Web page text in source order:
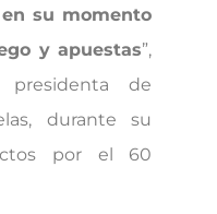
su momento
y apuestas”,
presidenta de
durante su
por el 60